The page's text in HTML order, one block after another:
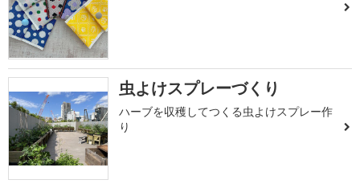
虫よけスプレーづくり
ハーブを収穫してつくる虫よけスプレー作
り